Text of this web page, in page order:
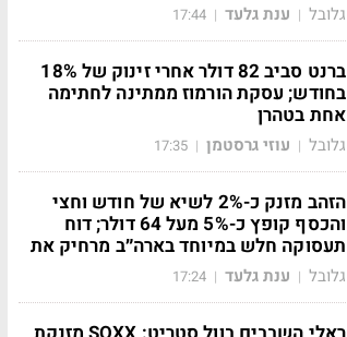
גלובל | ענת גלעד |
17:44
ברנט סביב 82 דולר אחרי זינוק של 18%
בחודש; עסקת הורמוז ממתינה לחתימה
אחת בטהרן
גלובל | עוזי גרסטמן |
17:35
הזהב מזנק כ-2% לשיא של חודש וחצי
והכסף קופץ כ-5% מעל 64 דולר; דוח
תעסוקה חלש במיוחד בארה״ב מרחיק את
גלובל | ענת גלעד |
17:24